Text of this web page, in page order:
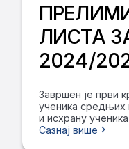
ЛИСТА
2024/
Завршен је први
ученика средњих
и исхрану
годину. Примљено
Сазнај више